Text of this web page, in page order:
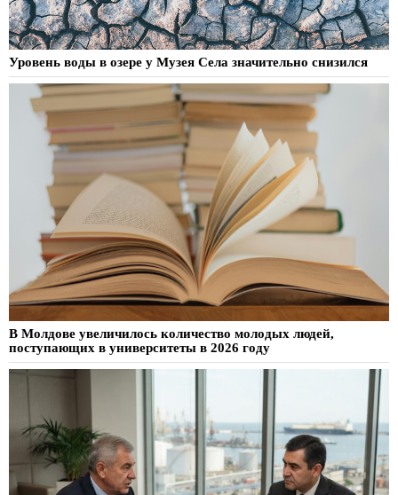
Уровень воды в озере у Музея Села значительно снизился
В Молдове увеличилось количество молодых людей,
поступающих в университеты в 2026 году